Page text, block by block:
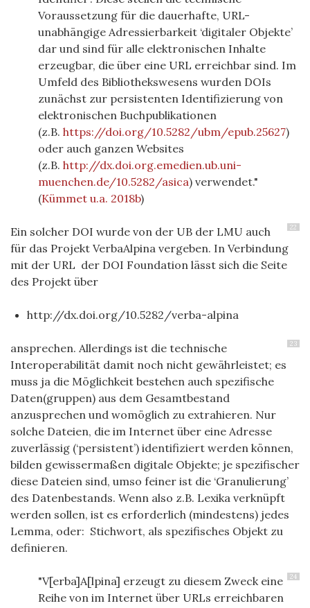
Voraussetzung für die dauerhafte, URL-
unabhängige Adressierbarkeit ‘digitaler Objekte’
dar und sind für alle elektronischen Inhalte
erzeugbar, die über eine URL erreichbar sind. Im
Umfeld des Bibliothekswesens wurden DOIs
zunächst zur persistenten Identifizierung von
elektronischen Buchpublikationen
(z.B. https://doi.org/10.5282/ubm/epub.25627)
oder auch ganzen Websites
(z.B. http://dx.doi.org.emedien.ub.uni-
muenchen.de/10.5282/asica) verwendet."
(Kümmet u.a. 2018b)
22
Ein solcher DOI wurde von der UB der LMU auch
für das Projekt VerbaAlpina vergeben. In Verbindung
mit der URL der DOI Foundation lässt sich die Seite
des Projekt über
http://dx.doi.org/10.5282/verba-alpina
23
ansprechen. Allerdings ist die technische
Interoperabilität damit noch nicht gewährleistet; es
muss ja die Möglichkeit bestehen auch spezifische
Daten(gruppen) aus dem Gesamtbestand
anzusprechen und womöglich zu extrahieren. Nur
solche Dateien, die im Internet über eine Adresse
zuverlässig (‘persistent’) identifiziert werden können,
bilden gewissermaßen digitale Objekte; je spezifischer
diese Dateien sind, umso feiner ist die ‘Granulierung’
des Datenbestands. Wenn also z.B. Lexika verknüpft
werden sollen, ist es erforderlich (mindestens) jedes
Lemma, oder: Stichwort, als spezifisches Objekt zu
definieren.
24
"V[erba]A[lpina] erzeugt zu diesem Zweck eine
Reihe von im Internet über URLs erreichbaren